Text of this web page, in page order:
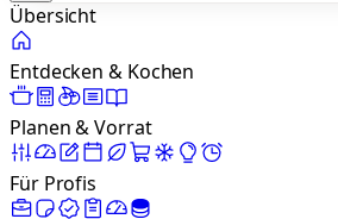
Übersicht
Entdecken & Kochen
Planen & Vorrat
Für Profis